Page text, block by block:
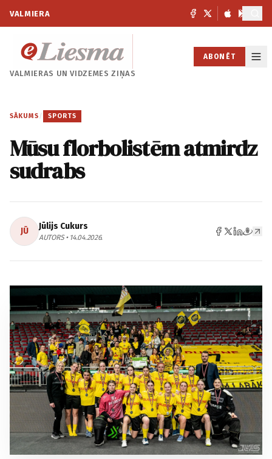
VALMIERA
VALMIERAS UNVIDZEMES ZIŅAS
ABONĒT
SĀKUMS / SPORTS
Mūsu florbolistēm atmirdz
sudrabs
JŪ Jūlijs Cukurs
AUTORS • 14.04.2026.